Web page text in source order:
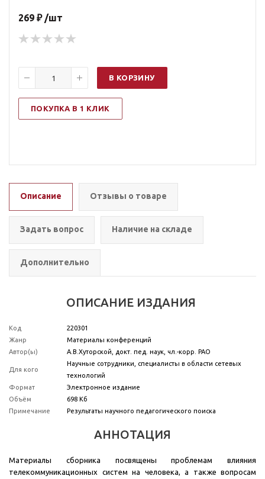
269 ₽ /шт
В КОРЗИНУ
ПОКУПКА В 1 КЛИК
Описание Отзывы о товаре
Задать вопрос Наличие на складе
Дополнительно
ОПИСАНИЕ ИЗДАНИЯ
Код
220301
Жанр
Материалы конференций
Автор(ы)
А.В.Хуторской, докт. пед. наук, чл.-корр. РАО
Для кого
Научные сотрудники, специалисты в области сетевых
технологий
Формат
Электронное издание
Объём
698 Кб
Примечание
Результаты научного педагогического поиска
АННОТАЦИЯ
Материалы сборника посвящены проблемам влияния
телекоммуникационных систем на человека, а также вопросам